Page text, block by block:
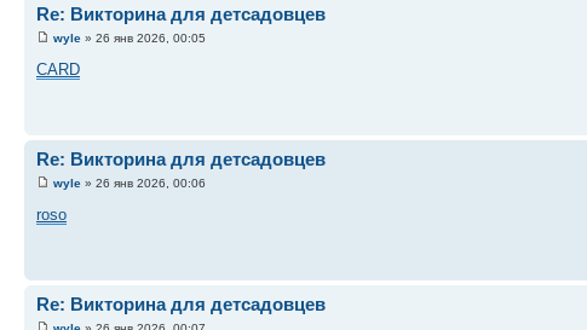
Re: Викторина для детсадовцев
wyle » 26 янв 2026, 00:05
CARD
Re: Викторина для детсадовцев
wyle » 26 янв 2026, 00:06
roso
Re: Викторина для детсадовцев